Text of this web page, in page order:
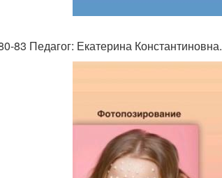
83 Педагог: Екатерина Константиновна.